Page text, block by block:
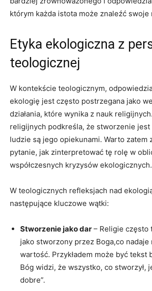
którym każda istota może znaleźć swoje
Etyka ekologiczna z
teologicznej
W kontekście⁣ teologicznym,
ekologię jest często postrzegana⁣ jako
działania, które wynika z nauk
religijnych podkreśla, że stworzenie jest
ludzie​ są‌ jego opiekunami.‌ Warto zatem
pytanie, jak ⁢zinterpretować tę rolę ⁣w
współczesnych kryzysów ‌ekologicznych.
W teologicznych refleksjach nad
następujące kluczowe wątki:
Stworzenie jako dar ​– Religie często
jako⁣ stworzony przez Boga,co nadaje
wartość. Przykładem może być tekst
Bóg widzi, ⁢że wszystko, co stworzył,
dobre”.